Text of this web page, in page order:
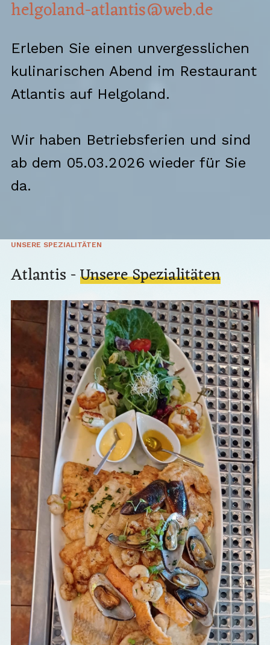
helgoland-atlantis@web.de
Erleben Sie einen unvergesslichen
kulinarischen Abend im Restaurant
Atlantis auf Helgoland.
Wir haben Betriebsferien und sind
ab dem 05.03.2026 wieder für Sie
da.
UNSERE SPEZIALITÄTEN
Atlantis -Unsere Spezialitäten